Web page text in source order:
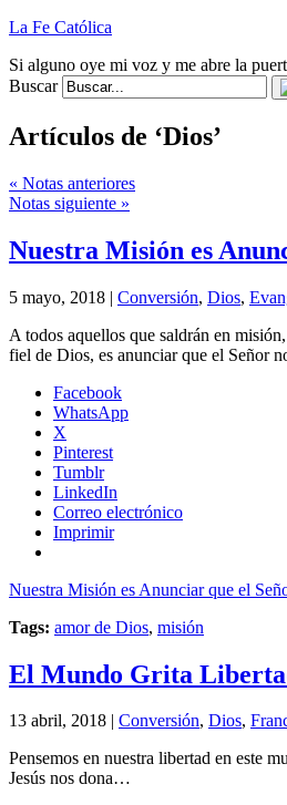
La Fe Católica
Si alguno oye mi voz y me abre la
Buscar
Artículos de ‘Dios’
« Notas anteriores
Notas siguiente »
Nuestra Misión es
5 mayo, 2018 | Conversión, Dios,
A todos aquellos que saldrán en
fiel de Dios, es anunciar que el Señor
Facebook
WhatsApp
X
Pinterest
Tumblr
LinkedIn
Correo electrónico
Imprimir
Nuestra Misión es Anunciar que el
Tags: amor de Dios, misión
El Mundo Grita
13 abril, 2018 | Conversión, Dios,
Pensemos en nuestra libertad en este
Jesús nos dona…